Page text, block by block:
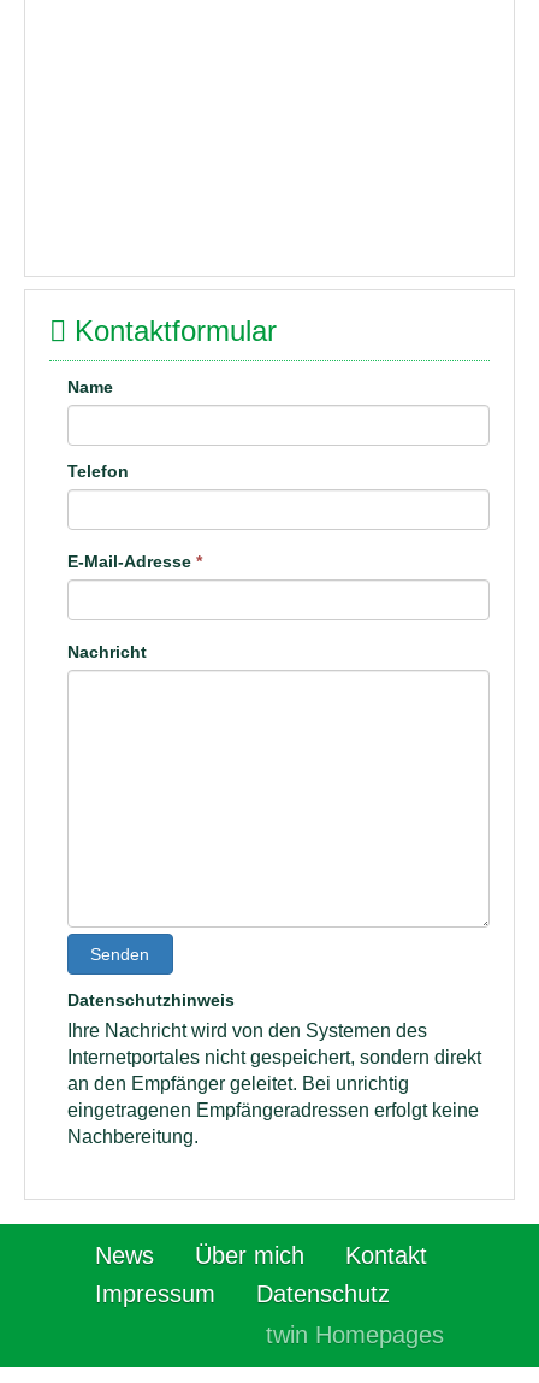
Kontaktformular
Name
Telefon
E-Mail-Adresse *
Nachricht
Senden
Datenschutzhinweis
Ihre Nachricht wird von den Systemen des
Internetportales nicht gespeichert, sondern direkt
an den Empfänger geleitet. Bei unrichtig
eingetragenen Empfängeradressen erfolgt keine
Nachbereitung.
News Über mich
Kontakt
Impressum
Datenschutz
twin Homepages